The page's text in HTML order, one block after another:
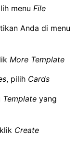
menu File
Anda di menu
More Template
, pilih Cards
Templateyang
Create